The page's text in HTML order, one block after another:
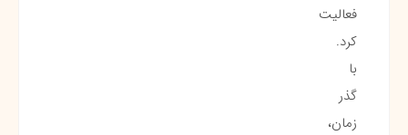
فعالیت
کرد.
با
گذر
زمان،